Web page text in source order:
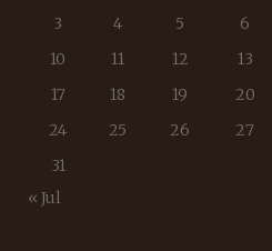
3
4 5 6
10
11 12 13
17
18 19 20
24
25 26 27
31
« Jul